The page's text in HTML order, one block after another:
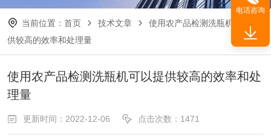
当前位置： 首页 技术文章
使用农产品检测洗瓶机可以提
供较高的效率和处理量
使用农产品检测洗瓶机可以提供较高的效率和处
理量
更新时间：2022-12-06 点击次数：1471
电话咨询